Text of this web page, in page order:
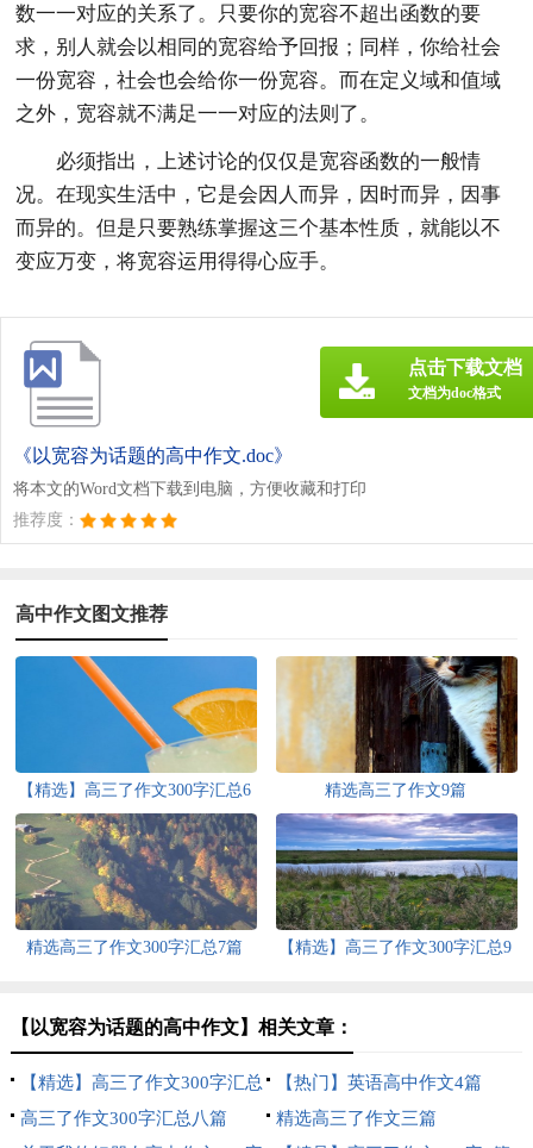
数一一对应的关系了。只要你的宽容不超出函数的要
求，别人就会以相同的宽容给予回报；同样，你给社会
一份宽容，社会也会给你一份宽容。而在定义域和值域
之外，宽容就不满足一一对应的法则了。
必须指出，上述讨论的仅仅是宽容函数的一般情
况。在现实生活中，它是会因人而异，因时而异，因事
而异的。但是只要熟练掌握这三个基本性质，就能以不
变应万变，将宽容运用得得心应手。
《以宽容为话题的高中作文.doc》
将本文的Word文档下载到电脑，方便收藏和打印
推荐度：
点击下载文档
文档为doc格式
高中作文图文推荐
【精选】高三了作文300字汇总6
篇
精选高三了作文9篇
精选高三了作文300字汇总7篇
【精选】高三了作文300字汇总9
【以宽容为话题的高中作文】相关文章：
【精选】高三了作文300字汇总
7篇
【热门】英语高中作文4篇
高三了作文300字汇总八篇
精选高三了作文三篇